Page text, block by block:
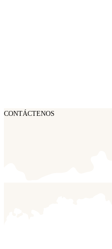
CONTÁCTENOS